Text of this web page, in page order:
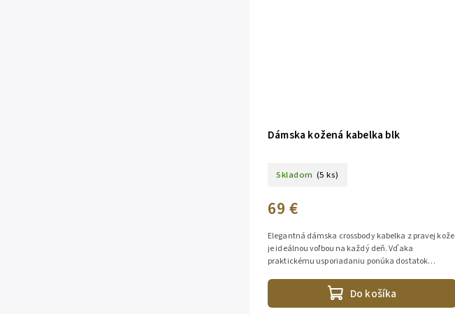
Dámska kožená kabelka blk
Skladom (5 ks)
69 €
Do košíka
Elegantná dámska crossbody kabelka z pravej kože
je ideálnou voľbou na každý deň. Vďaka
praktickému usporiadaniu ponúka dostatok